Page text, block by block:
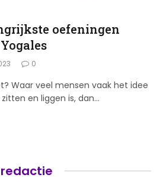
oefeningen
0
Waar veel mensen vaak het idee
en liggen is, dan…